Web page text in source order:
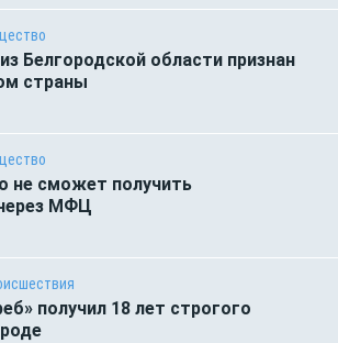
Белгородской области признан
страны
не сможет получить
МФЦ
получил 18 лет строгого